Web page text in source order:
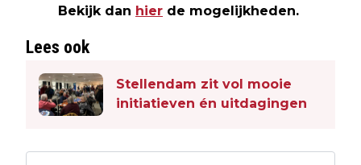
Bekijk dan hier de mogelijkheden.
Lees ook
Stellendam zit vol mooie
initiatieven én uitdagingen